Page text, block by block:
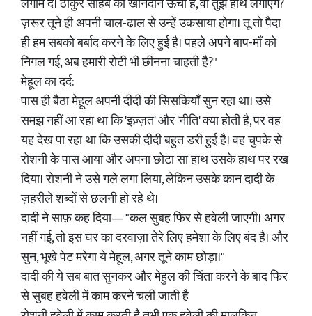
लगाम दे। ठाकुर साहब का खानदान ऊँचा है, वो तुझे हाथ लगाएंगे?
ज़रूर तूने ही अपनी चाल-ढाल से उन्हें उकसाया होगा। तू तो पैदा
ही हम सबको बर्बाद करने के लिए हुई है। पहले अपने बाप-माँ को
निगल गई, अब हमारी रोटी भी छीनना चाहती है?"
मेहूल का दर्द:
पास ही बैठा मेहूल अपनी दीदी की सिसकियाँ सुन रहा था। उसे
समझ नहीं आ रहा था कि 'इज़्ज़त' और 'नीति' क्या होती है, पर वह
यह देख पा रहा था कि उसकी दीदी बहुत डरी हुई है। वह चुपके से
रोशनी के पास आया और अपना छोटा सा हाथ उसके हाथ पर रख
दिया। रोशनी ने उसे गले लगा लिया, लेकिन उसके कान दादी के
ज़हरीले शब्दों से छलनी हो रहे थे।
दादी ने साफ़ कह दिया— "कल सुबह फिर से हवेली जाएगी। अगर
नहीं गई, तो इस घर का दरवाज़ा तेरे लिए हमेशा के लिए बंद है। और
सुन, भूखे पेट मरेगा ये मेहूल, अगर तूने काम छोड़ा।"
दादी की ये सब बात सुनकर और मेहुल की चिंता करने के बाद फिर
से सुबह हवेली में काम करने चली जाती है